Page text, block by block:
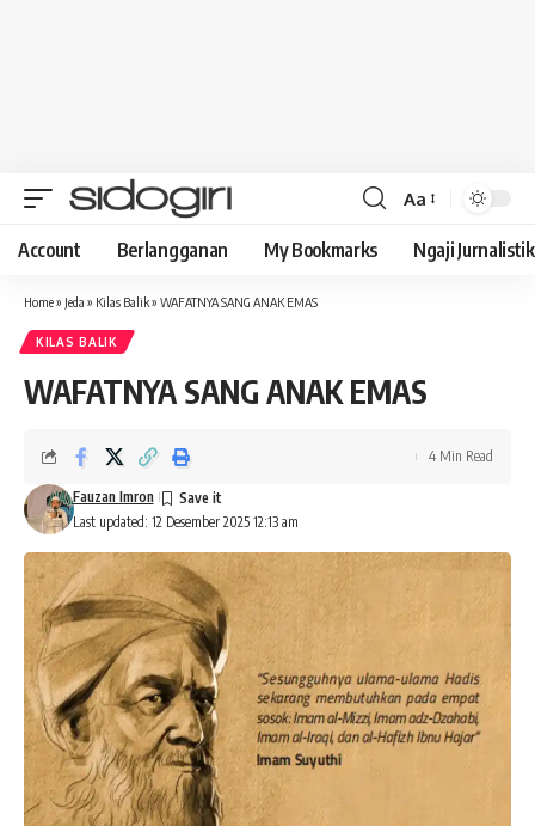
Font
Resizer
Aa
Account Berlangganan My Bookmarks Ngaji Jurnalistik
Home» Jeda » Kilas Balik» WAFATNYA SANG ANAK EMAS
KILAS BALIK
WAFATNYA SANG ANAK EMAS
Last updated: 12 Desember 2025 12:13 am
Fauzan Imron
4 Min Read